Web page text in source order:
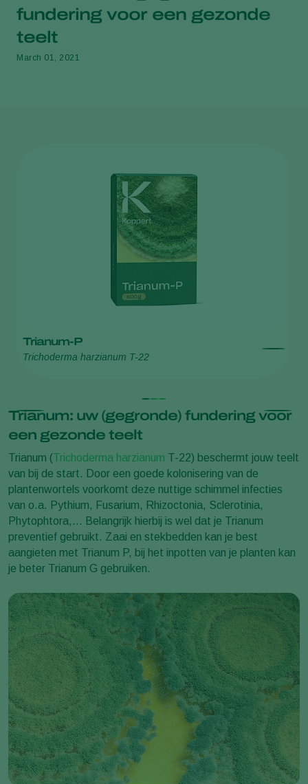
fundering voor een gezonde
teelt
March 01, 2021
Trianum-P
Trichoderma harzianum T-22
Trianum: uw (gegronde) fundering voor
een gezonde teelt
Trianum (Trichoderma harzianum T-22) beschermt jouw teelt
van bij de start. Door een goede kolonisering van de
plantenwortels voorkomt deze nuttige schimmel infecties
van o.a. Pythium, Fusarium, Rhizoctonia, Sclerotinia,
Phytophtora,… Belangrijk hierbij is wel dat je Trianum
preventief gebruikt. Zaai en stekbedden kan je best
aangieten met Trianum P, bij het inpotten van je planten kan
je beter Trianum G gebruiken.